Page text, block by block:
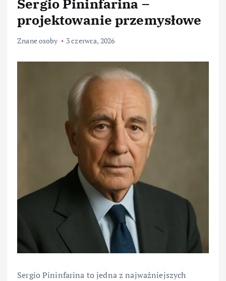
Sergio Pininfarina –
projektowanie przemysłowe
Znane osoby 3 czerwca, 2026
Sergio Pininfarina to jedna z najważniejszych